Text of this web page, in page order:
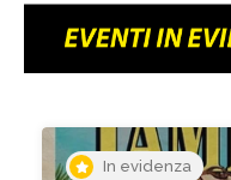
In evidenza